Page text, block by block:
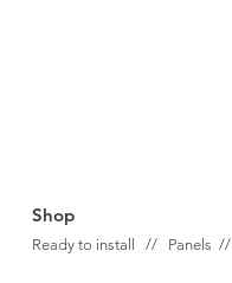
Shop
Ready to install // Panels //